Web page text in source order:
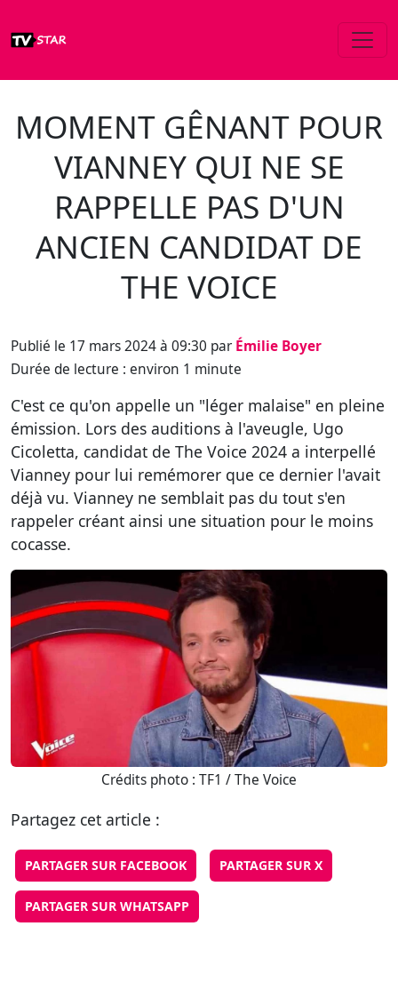
MOMENT GÊNANT POUR
VIANNEY QUI NE SE
RAPPELLE PAS D'UN
ANCIEN CANDIDAT DE
THE VOICE
Publié le 17 mars 2024 à 09:30 par Émilie Boyer
Durée de lecture : environ 1 minute
C'est ce qu'on appelle un "léger malaise" en pleine
émission. Lors des auditions à l'aveugle, Ugo
Cicoletta, candidat de The Voice 2024 a interpellé
Vianney pour lui remémorer que ce dernier l'avait
déjà vu. Vianney ne semblait pas du tout s'en
rappeler créant ainsi une situation pour le moins
cocasse.
Crédits photo : TF1 / The Voice
Partagez cet article :
PARTAGER SUR FACEBOOK PARTAGER SUR X
PARTAGER SUR WHATSAPP